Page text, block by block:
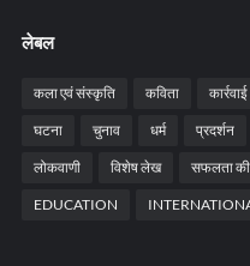
लेबल
कला एवं संस्कृति कविता कार्रवाई
घटना चुनाव धर्म प्रदर्शन
लोकवाणी विशेष लेख सफलता की
EDUCATION